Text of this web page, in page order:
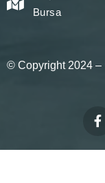
Bursa
© Copyright 2024 –